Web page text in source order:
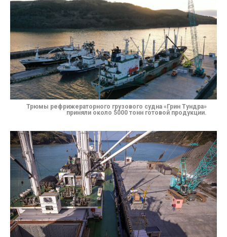
Трюмы рефрижераторного грузового судна «Грин Тундра»
приняли около 5000 тонн готовой продукции.